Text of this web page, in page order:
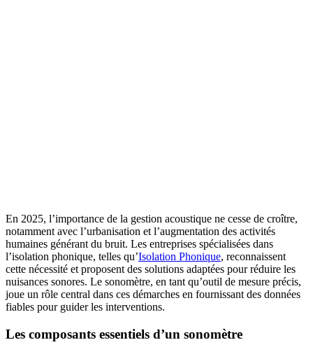
En 2025, l’importance de la gestion acoustique ne cesse de croître,
notamment avec l’urbanisation et l’augmentation des activités
humaines générant du bruit. Les entreprises spécialisées dans
l’isolation phonique, telles qu’Isolation Phonique, reconnaissent
cette nécessité et proposent des solutions adaptées pour réduire les
nuisances sonores. Le sonomètre, en tant qu’outil de mesure précis,
joue un rôle central dans ces démarches en fournissant des données
fiables pour guider les interventions.
Les composants essentiels d’un sonomètre